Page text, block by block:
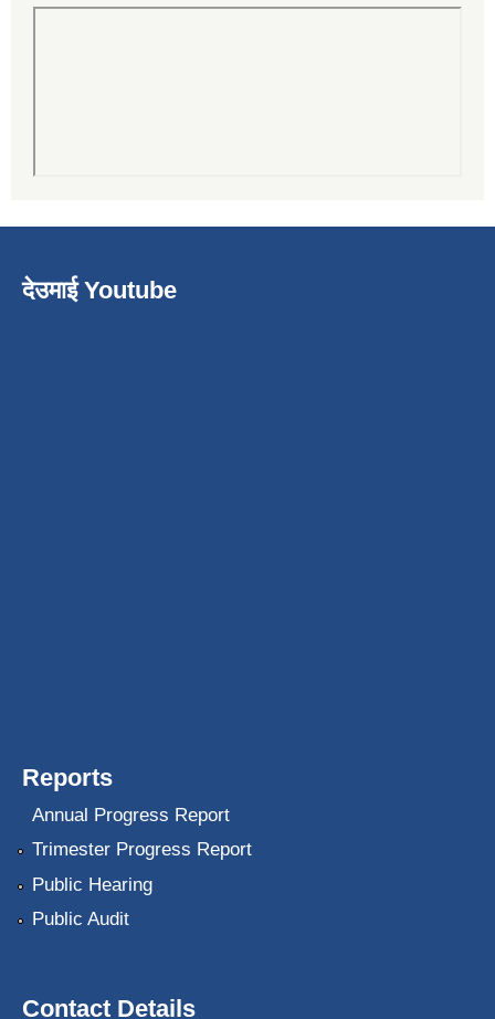
देउमाई Youtube
Reports
Annual Progress Report
Trimester Progress Report
Public Hearing
Public Audit
Contact Details